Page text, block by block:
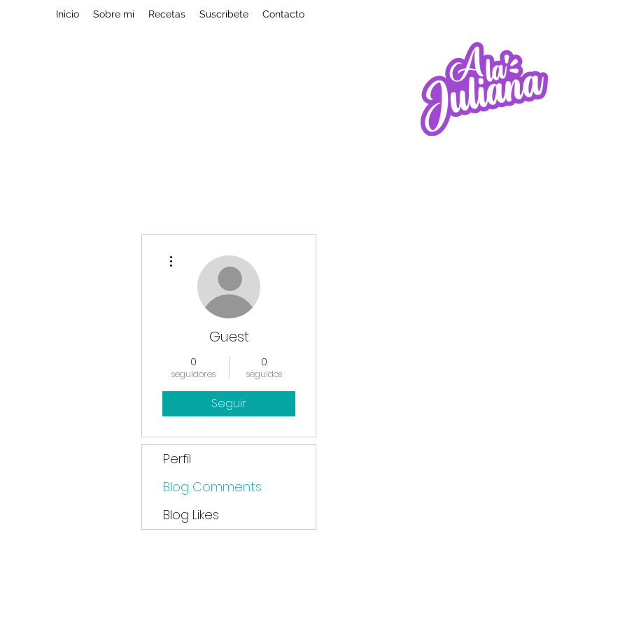
Inicio Sobre mí Recetas Suscríbete Contacto
Guest
0
seguidores
0
seguidos
Seguir
Perfil
Blog Comments
Blog Likes